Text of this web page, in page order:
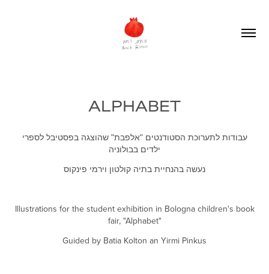
ALPHABET
עבודות לתערוכת הסטודנטים "אלפבת" שהוצגה בפסטיבל לספרי
ילדים בבולוניה
נעשה בהנחיית בתיה קולטון וירמי פינקוס
Illustrations for the student exhibition in Bologna children's book
fair, "Alphabet"
Guided by Batia Kolton an Yirmi Pinkus